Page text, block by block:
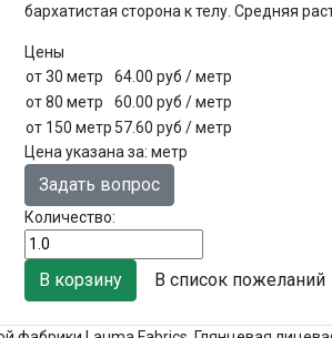
бархатистая сторона к телу. Средняя
Цены
от 30 метр
64.00 руб/ метр
от 80 метр
60.00 руб/ метр
от 150 метр 57.60 руб/ метр
Цена указана за:метр
Задать вопрос
Количество:
В список пожеланий